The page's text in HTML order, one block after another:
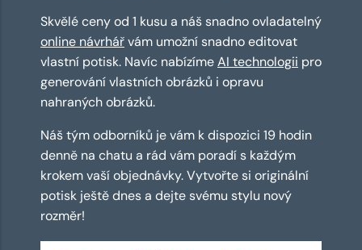
Skvělé ceny od 1 kusu a náš snadno ovladatelný
online návrhářvám umožní snadno editovat
vlastní potisk. Navíc nabízímeAI technologii pro
generování vlastních obrázků i opravu
nahraných obrázků.
Náš tým odborníků je vám k dispozici 19 hodin
denně na chatu a rád vám poradí s každým
krokem vaší objednávky. Vytvořte si originální
potisk ještě dnes a dejte svému stylu nový
rozměr!